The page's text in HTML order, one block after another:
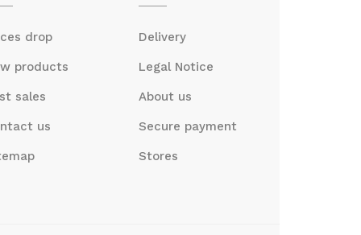
drop
products
sales
us
Delivery
Legal Notice
About us
Secure payment
Stores